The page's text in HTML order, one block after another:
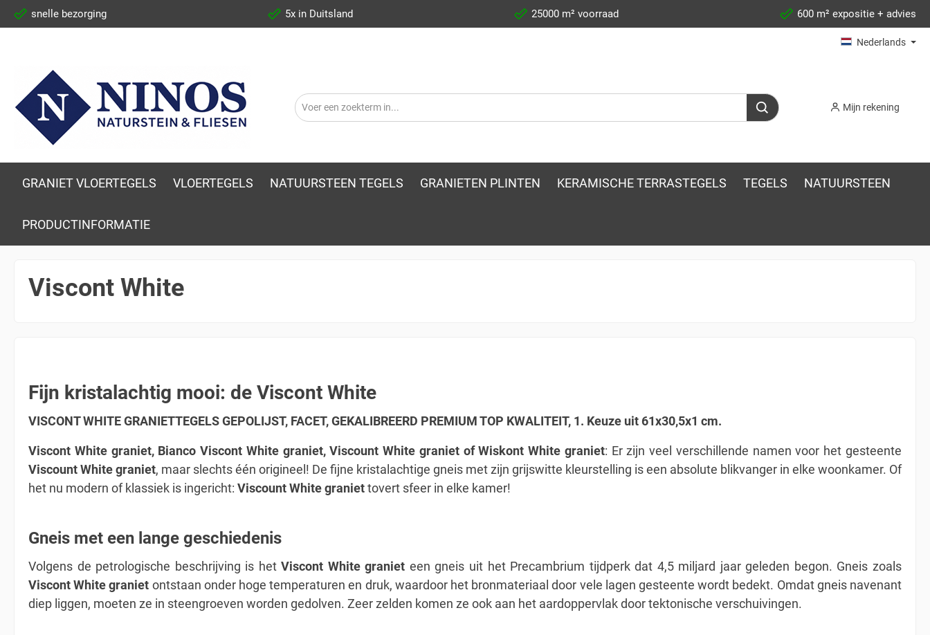
snelle bezorging 5x in Duitsland 25000 m² voorraad 600 m² expositie + advies
Nederlands
Mijn rekening
GRANIET VLOERTEGELS VLOERTEGELS NATUURSTEEN TEGELS GRANIETEN PLINTEN KERAMISCHE TERRASTEGELS TEGELS NATUURSTEEN
PRODUCTINFORMATIE
Viscont White
Fijn kristalachtig mooi: de Viscont White
VISCONT WHITE GRANIETTEGELS GEPOLIJST, FACET, GEKALIBREERD PREMIUM TOP KWALITEIT, 1. Keuze uit 61x30,5x1 cm.
Viscont White graniet, Bianco Viscont White graniet, Viscount White graniet of Wiskont White graniet: Er zijn veel verschillende namen voor het gesteente
Viscount White graniet, maar slechts één origineel! De fijne kristalachtige gneis met zijn grijswitte kleurstelling is een absolute blikvanger in elke woonkamer. Of
het nu modern of klassiek is ingericht: Viscount White graniettovert sfeer in elke kamer!
Gneis met een lange geschiedenis
Volgens de petrologische beschrijving is hetViscont White graniet een gneis uit het Precambrium tijdperk dat 4,5 miljard jaar geleden begon. Gneis zoals
Viscont White graniet ontstaan onder hoge temperaturen en druk, waardoor het bronmateriaal door vele lagen gesteente wordt bedekt. Omdat gneis navenant
diep liggen, moeten ze in steengroeven worden gedolven. Zeer zelden komen ze ook aan het aardoppervlak door tektonische verschuivingen.